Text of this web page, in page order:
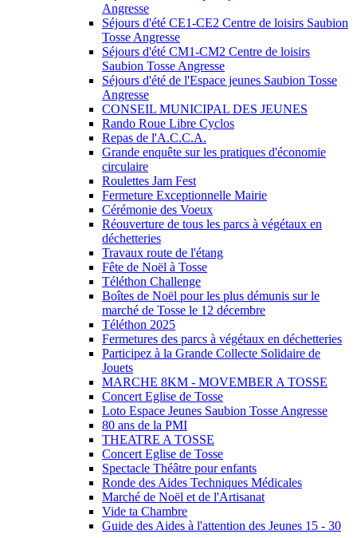
Angresse
Séjours d'été CE1-CE2 Centre de loisirs Saubion
Tosse Angresse
Séjours d'été CM1-CM2 Centre de loisirs
Saubion Tosse Angresse
Séjours d'été de l'Espace jeunes Saubion Tosse
Angresse
CONSEIL MUNICIPAL DES JEUNES
Rando Roue Libre Cyclos
Repas de l'A.C.C.A.
Grande enquête sur les pratiques d'économie
circulaire
Roulettes Jam Fest
Fermeture Exceptionnelle Mairie
Cérémonie des Voeux
Réouverture de tous les parcs à végétaux en
déchetteries
Travaux route de l'étang
Fête de Noël à Tosse
Téléthon Challenge
Boîtes de Noël pour les plus démunis sur le
marché de Tosse le 12 décembre
Téléthon 2025
Fermetures des parcs à végétaux en déchetteries
Participez à la Grande Collecte Solidaire de
Jouets
MARCHE 8KM - MOVEMBER A TOSSE
Concert Eglise de Tosse
Loto Espace Jeunes Saubion Tosse Angresse
80 ans de la PMI
THEATRE A TOSSE
Concert Eglise de Tosse
Spectacle Théâtre pour enfants
Ronde des Aides Techniques Médicales
Marché de Noël et de l'Artisanat
Vide ta Chambre
Guide des Aides à l'attention des Jeunes 15 - 30